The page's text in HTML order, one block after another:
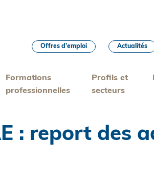
Formations
professionnelles
Profils et
secteurs
Offres d’emploi Actualités
: report des